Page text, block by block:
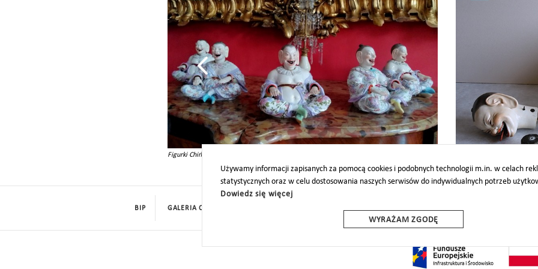
Figurki Chińczyków wróciły na salony
Używamy informacji zapisanych za pomocą cookies i podobnych technologii m.in. w celach
statystycznych oraz w celu dostosowania naszych serwisów do indywidualnych potrzeb
Dowiedz się więcej
WYRAŻAM ZGODĘ
BIP GALERIA CYFROWA PROJEKTY UE DOTACJE